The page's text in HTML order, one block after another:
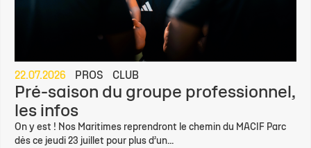
22.07.2026 PROS CLUB
Pré-saison du groupe professionnel,
les infos
On y est ! Nos Maritimes reprendront le chemin du MACIF Parc
dès ce jeudi 23 juillet pour plus d’un...